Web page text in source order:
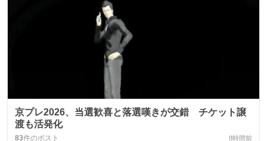
京プレ2026、当選歓喜と落選嘆きが交錯 チケット譲
渡も活発化
83件のポスト 8時間前